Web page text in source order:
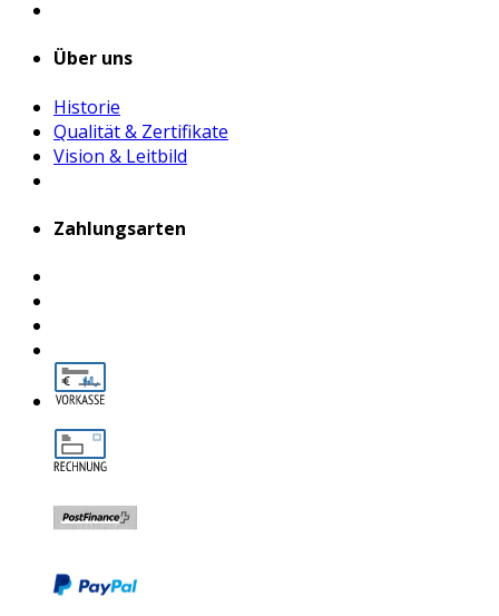
Über uns
Historie
Qualität & Zertifikate
Vision & Leitbild
Zahlungsarten